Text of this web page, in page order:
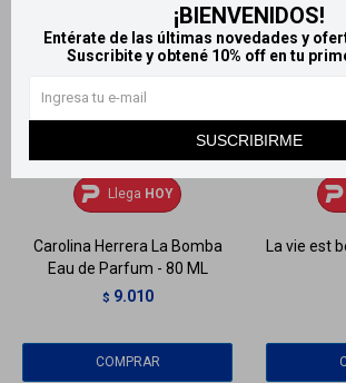
¡BIENVENIDOS!
Entérate de las últimas novedades y
Suscribite y obtené 10% off en tu
SUSCRIBIRME
LlegaHOY
Llega HOY
Carolina Herrera La Bomba
Eau de Parfum - 80 ML
$ 9.010
La vie est